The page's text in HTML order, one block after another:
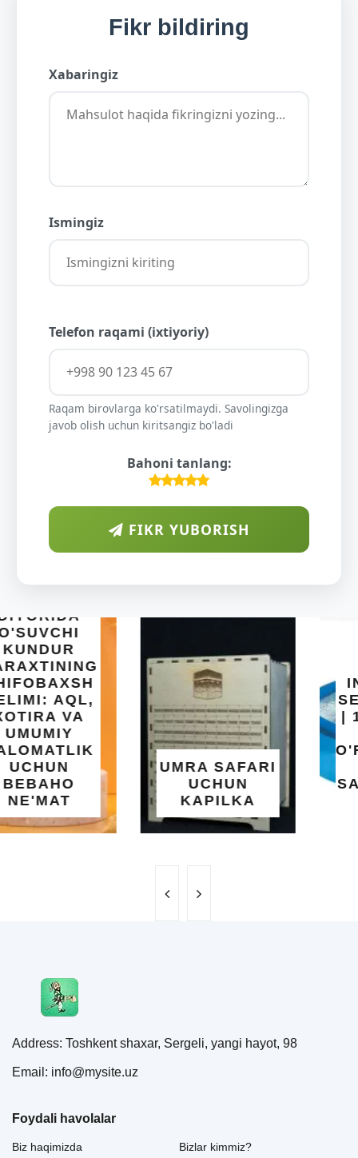
Fikr bildiring
Xabaringiz
Ismingiz
Telefon raqami (ixtiyoriy)
Raqam birovlarga ko'rsatilmaydi. Savolingizga
javob olish uchun kiritsangiz bo'ladi
Bahoni tanlang:
FIKR YUBORISH
UMRA SAFARI
UCHUN
KAPILKA
INTEX EASY
SET BASSEYN
| 183X51 SM |
OSON
O'RNATILUVCHI
YOZGI
SALQINLIK VA
MAROQ
Address: Toshkent shaxar, Sergeli, yangi hayot, 98
Email: info@mysite.uz
Foydali havolalar
Biz haqimizda
Bizlar kimmiz?